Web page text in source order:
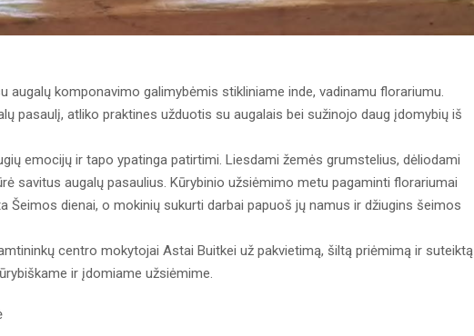
augalų komponavimo galimybėmis stikliniame inde, vadinamu florariumu.
pasaulį, atliko praktines užduotis su augalais bei sužinojo daug įdomybių iš
emocijų ir tapo ypatinga patirtimi. Liesdami žemės grumstelius, dėliodami
savitus augalų pasaulius. Kūrybinio užsiėmimo metu pagaminti florariumai
Šeimos dienai, o mokinių sukurti darbai papuoš jų namus ir džiugins šeimos
centro mokytojai Astai Buitkei už pakvietimą, šiltą priėmimą ir suteiktą
ir įdomiame užsiėmime.